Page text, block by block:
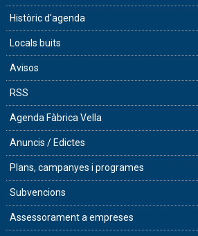
Històric d'agenda
Locals buits
Avisos
RSS
Agenda Fàbrica Vella
Anuncis / Edictes
Plans, campanyes i programes
Subvencions
Assessorament a empreses